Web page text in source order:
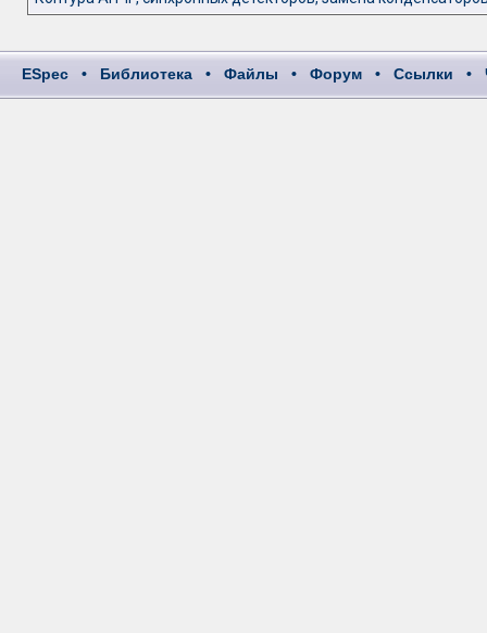
ESpec • Библиотека • Файлы • Форум • Ссылки •